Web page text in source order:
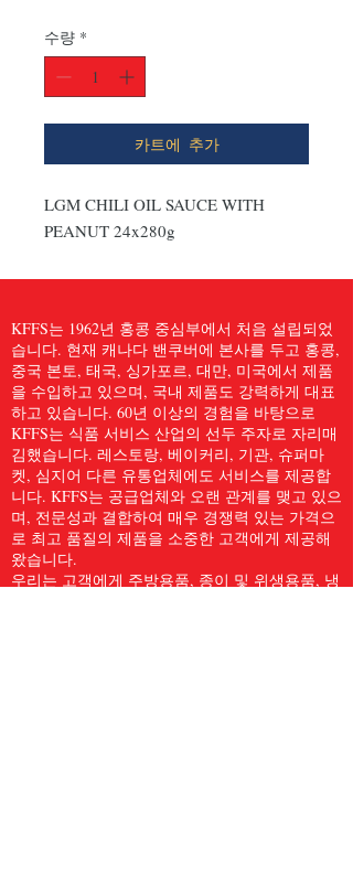
수량 *
카트에 추가
LGM CHILI OIL SAUCE WITH
PEANUT 24x280g
KFFS는 1962년 홍콩 중심부에서 처음 설립되었
습니다. 현재 캐나다 밴쿠버에 본사를 두고 홍콩,
중국 본토, 태국, 싱가포르, 대만, 미국에서 제품
을 수입하고 있으며, 국내 제품도 강력하게 대표
하고 있습니다. 60년 이상의 경험을 바탕으로
KFFS는 식품 서비스 산업의 선두 주자로 자리매
김했습니다. 레스토랑, 베이커리, 기관, 슈퍼마
켓, 심지어 다른 유통업체에도 서비스를 제공합
니다. KFFS는 공급업체와 오랜 관계를 맺고 있으
며, 전문성과 결합하여 매우 경쟁력 있는 가격으
로 최고 품질의 제품을 소중한 고객에게 제공해
왔습니다.
우리는 고객에게 주방용품, 종이 및 위생용품, 냉